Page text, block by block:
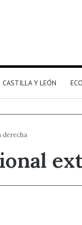
CASTILLA Y LEÓN
derecha